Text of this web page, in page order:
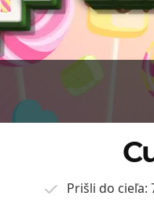
Prišli do cieľa: